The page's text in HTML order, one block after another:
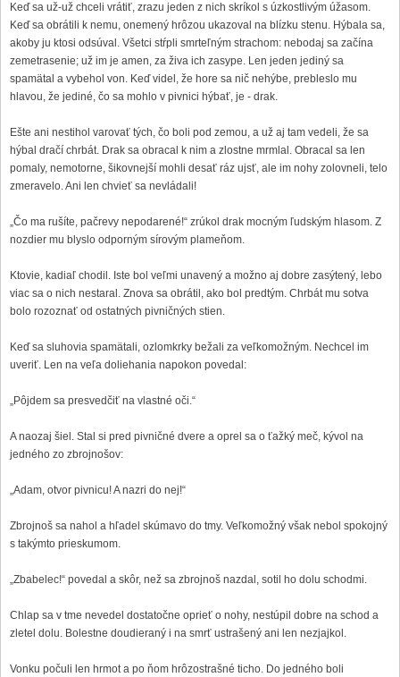
Keď sa už-už chceli vrátiť, zrazu jeden z nich skríkol s úzkostlivým úžasom.
Keď sa obrátili k nemu, onemený hrôzou ukazoval na blízku stenu. Hýbala sa,
akoby ju ktosi odsúval. Všetci stŕpli smrteľným strachom: nebodaj sa začína
zemetrasenie; už im je amen, za živa ich zasype. Len jeden jediný sa
spamätal a vybehol von. Keď videl, že hore sa nič nehýbe, prebleslo mu
hlavou, že jediné, čo sa mohlo v pivnici hýbať, je - drak.
Ešte ani nestihol varovať tých, čo boli pod zemou, a už aj tam vedeli, že sa
hýbal dračí chrbát. Drak sa obracal k nim a zlostne mrmlal. Obracal sa len
pomaly, nemotorne, šikovnejší mohli desať ráz ujsť, ale im nohy zolovneli, telo
zmeravelo. Ani len chvieť sa nevládali!
„Čo ma rušíte, pačrevy nepodarené!“ zrúkol drak mocným ľudským hlasom. Z
nozdier mu blyslo odporným sírovým plameňom.
Ktovie, kadiaľ chodil. Iste bol veľmi unavený a možno aj dobre zasýtený, lebo
viac sa o nich nestaral. Znova sa obrátil, ako bol predtým. Chrbát mu sotva
bolo rozoznať od ostatných pivničných stien.
Keď sa sluhovia spamätali, ozlomkrky bežali za veľkomožným. Nechcel im
uveriť. Len na veľa doliehania napokon povedal:
„Pôjdem sa presvedčiť na vlastné oči.“
A naozaj šiel. Stal si pred pivničné dvere a oprel sa o ťažký meč, kývol na
jedného zo zbrojnošov:
„Adam, otvor pivnicu! A nazri do nej!“
Zbrojnoš sa nahol a hľadel skúmavo do tmy. Veľkomožný však nebol spokojný
s takýmto prieskumom.
„Zbabelec!“ povedal a skôr, než sa zbrojnoš nazdal, sotil ho dolu schodmi.
Chlap sa v tme nevedel dostatočne oprieť o nohy, nestúpil dobre na schod a
zletel dolu. Bolestne doudieraný i na smrť ustrašený ani len nezjajkol.
Vonku počuli len hrmot a po ňom hrôzostrašné ticho. Do jedného boli